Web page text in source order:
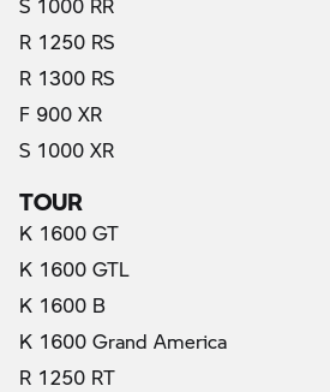
R 1250 RS
R 1300 RS
F 900 XR
S 1000 XR
TOUR
K 1600 GT
K 1600 GTL
K 1600 B
K 1600 Grand America
R 1250 RT